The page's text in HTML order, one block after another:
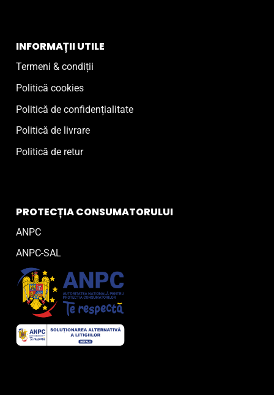
INFORMAȚII UTILE
Termeni & condiții
Politică cookies
Politică de confidențialitate
Politică de livrare
Politică de retur
PROTECȚIA CONSUMATORULUI
ANPC
ANPC-SAL